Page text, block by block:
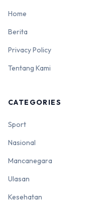
Home
Berita
Privacy Policy
Tentang Kami
CATEGORIES
Sport
Nasional
Mancanegara
Ulasan
Kesehatan